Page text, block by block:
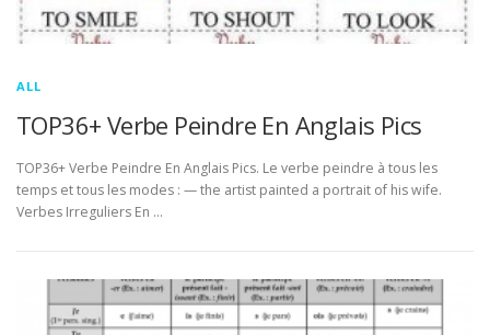
ALL
TOP36+ Verbe Peindre En Anglais Pics
TOP36+ Verbe Peindre En Anglais Pics. Le verbe peindre à tous les
temps et tous les modes : — the artist painted a portrait of his wife.
Verbes Irreguliers En …